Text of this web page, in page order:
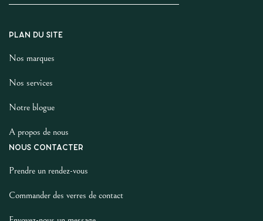
PLAN DU SITE
Nos marques
Nos services
Notre blogue
A propos de nous
NOUS CONTACTER
Prendre un rendez-vous
Commander des verres de contact